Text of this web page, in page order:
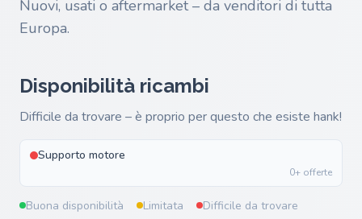
Nuovi, usati o aftermarket – da venditori di tutta
Europa.
Disponibilità ricambi
Difficile da trovare – è proprio per questo che esiste hank!
Supporto motore
0+ offerte
Buona disponibilità Limitata
Difficile da trovare